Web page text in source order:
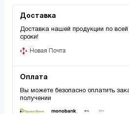
Доставка
Доставка нашей продукции по
сроки!
Новая Почта
Оплата
Вы можете безопасно оплатить
получении